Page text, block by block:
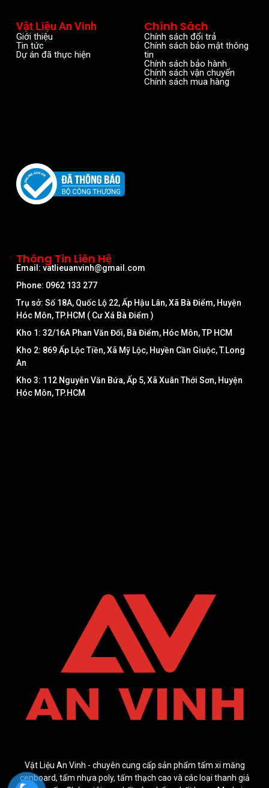
Vật Liệu An Vinh - chuyên cung cấp sản phẩm tấm xi măng
cenboard, tấm nhựa poly, tấm thạch cao và các loại thanh giả
Vật Liệu An Vinh
Giới thiệu
Tin tức
Dự án đã thực hiện
Chính Sách
Chính sách đổi trả
Chính sách bảo mật thông
tin
Chính sách bảo hành
Chính sách vận chuyển
Chính sách mua hàng
Thông Tin Liên Hệ
Email: vatlieuanvinh@gmail.com
Phone: 0962 133 277
Trụ sở: Số 18A, Quốc Lộ 22, Ấp Hậu Lân, Xã Bà Điểm, Huyện
Hóc Môn, TP.HCM ( Cư Xá Bà Điểm )
Kho 1: 32/16A Phan Văn Đối, Bà Điểm, Hóc Môn, TP HCM
Kho 2: 869 Ấp Lộc Tiền, Xã Mỹ Lộc, Huyền Cần Giuộc, T.Long
An
Kho 3: 112 Nguyễn Văn Bứa, Ấp 5, Xã Xuân Thới Sơn, Huyện
Hóc Môn, TP.HCM